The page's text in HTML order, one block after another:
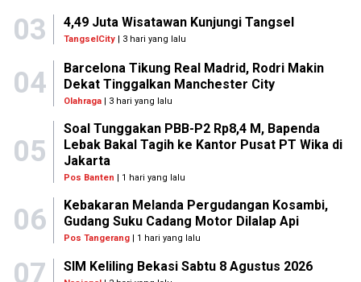
03 4,49 Juta Wisatawan Kunjungi Tangsel
TangselCity | 3 hari yang lalu
04
Barcelona Tikung Real Madrid, Rodri Makin
Dekat Tinggalkan Manchester City
Olahraga| 3 hari yang lalu
05
Soal Tunggakan PBB-P2 Rp8,4 M, Bapenda
Lebak Bakal Tagih ke Kantor Pusat PT Wika di
Jakarta
Pos Banten | 1 hari yang lalu
06
Kebakaran Melanda Pergudangan Kosambi,
Gudang Suku Cadang Motor Dilalap Api
Pos Tangerang| 1 hari yang lalu
07 SIM Keliling Bekasi Sabtu 8 Agustus 2026